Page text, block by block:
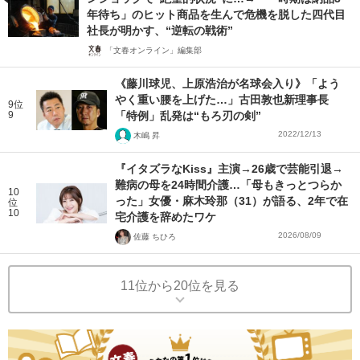
年待ち」のヒット商品を生んで危機を脱した四代目
社長が明かす、“逆転の戦術”
「文春オンライン」編集部
9位
9
《藤川球児、上原浩治が名球会入り》「よう
やく重い腰を上げた…」古田敦也新理事長
「特例」乱発は“もろ刃の剣”
木嶋 昇 2022/12/13
10
位
10
『イタズラなKiss』主演→26歳で芸能引退→
難病の母を24時間介護…「母もきっとつらか
った」女優・麻木玲那（31）が語る、2年で在
宅介護を辞めたワケ
佐藤 ちひろ 2026/08/09
11位から20位を見る